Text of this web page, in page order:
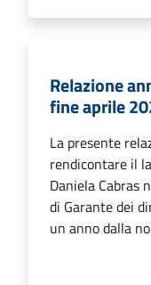
Relazione
fine aprile
La presente
rendicontare il
Daniela Cabras
di Garante dei
un anno dalla